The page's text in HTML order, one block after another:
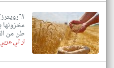
طن من
ار تي عربي